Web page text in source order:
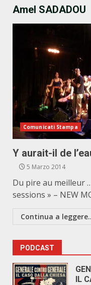
Amel SADADOU
Comunicati Stampa
Y aurait-il de
5 Marzo 2014
Du pire au meilleur
sessions » – NEW
Continua a
PODCAST
IL